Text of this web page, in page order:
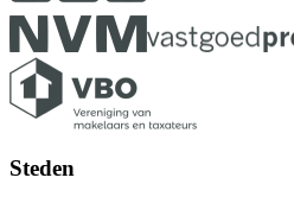
Steden